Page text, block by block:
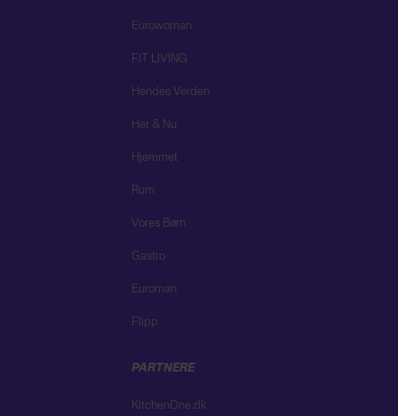
Eurowoman
FIT LIVING
Hendes Verden
Her & Nu
Hjemmet
Rum
Vores Børn
Gastro
Euroman
Flipp
PARTNERE
KitchenOne.dk